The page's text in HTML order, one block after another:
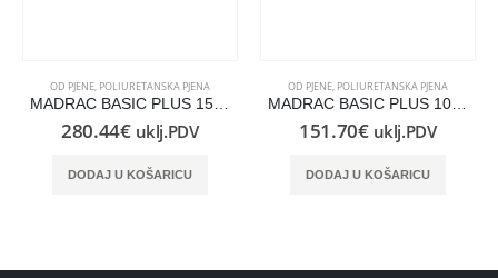
OD PJENE, POLIURETANSKA PJENA
MADRAC BASIC PLUS 150×210
280.44€ uklj.PDV
DODAJ U KOŠARICU
OD PJENE, POLIURETANSKA PJENA
MADRAC BASIC PLUS 100×190
151.70€ uklj.PDV
DODAJ U KOŠARICU